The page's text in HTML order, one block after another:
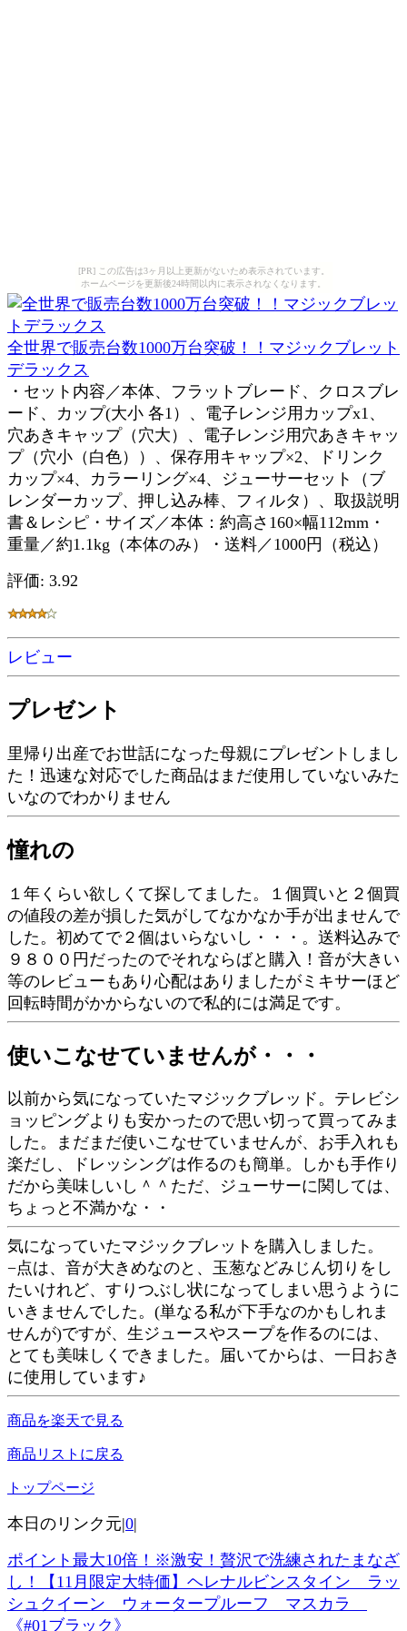
[PR] この広告は3ヶ月以上更新がないため表示されています。
ホームページを更新後24時間以内に表示されなくなります。
全世界で販売台数1000万台突破！！マジックブレット
デラックス
・セット内容／本体、フラットブレード、クロスブレ
ード、カップ(大小 各1）、電子レンジ用カップx1、
穴あきキャップ（穴大）、電子レンジ用穴あきキャッ
プ（穴小（白色））、保存用キャップ×2、ドリンク
カップ×4、カラーリング×4、ジューサーセット（ブ
レンダーカップ、押し込み棒、フィルタ）、取扱説明
書＆レシピ・サイズ／本体：約高さ160×幅112mm・
重量／約1.1kg（本体のみ）・送料／1000円（税込）
評価: 3.92
レビュー
プレゼント
里帰り出産でお世話になった母親にプレゼントしまし
た！迅速な対応でした商品はまだ使用していないみた
いなのでわかりません
憧れの
１年くらい欲しくて探してました。１個買いと２個買
の値段の差が損した気がしてなかなか手が出ませんで
した。初めてで２個はいらないし・・・。送料込みで
９８００円だったのでそれならばと購入！音が大きい
等のレビューもあり心配はありましたがミキサーほど
回転時間がかからないので私的には満足です。
使いこなせていませんが・・・
以前から気になっていたマジックブレッド。テレビシ
ョッピングよりも安かったので思い切って買ってみま
した。まだまだ使いこなせていませんが、お手入れも
楽だし、ドレッシングは作るのも簡単。しかも手作り
だから美味しいし＾＾ただ、ジューサーに関しては、
ちょっと不満かな・・
気になっていたマジックブレットを購入しました。
−点は、音が大きめなのと、玉葱などみじん切りをし
たいけれど、すりつぶし状になってしまい思うように
いきませんでした。(単なる私が下手なのかもしれま
せんが)ですが、生ジュースやスープを作るのには、
とても美味しくできました。届いてからは、一日おき
に使用しています♪
商品を楽天で見る
商品リストに戻る
トップページ
本日のリンク元|0|
ポイント最大10倍！※激安！贅沢で洗練されたまなざ
し！【11月限定大特価】ヘレナルビンスタイン ラッ
シュクイーン ウォータープルーフ マスカラ
《#01ブラック》